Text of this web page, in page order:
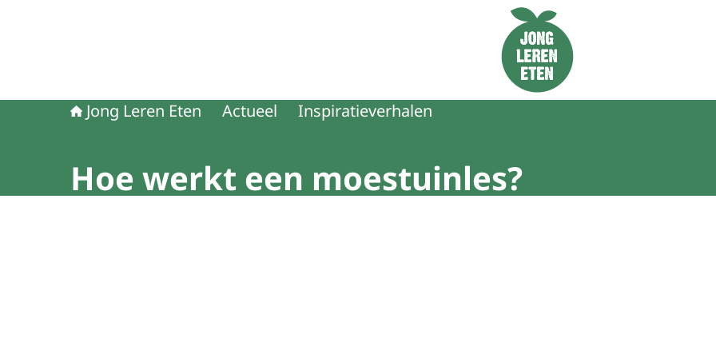
Naar de homepage van Jong Leren Eten
Jong Leren Eten Actueel Inspiratieverhalen
Hoe werkt een moestuinles?